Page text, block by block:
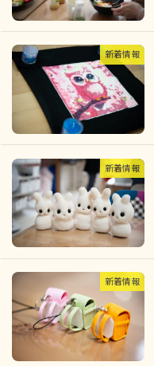
新着情報
新着情報
新着情報